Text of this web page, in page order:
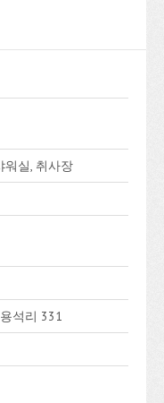
워실, 취사장
석리 331